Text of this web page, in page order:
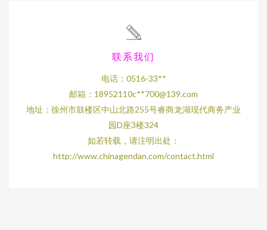
联系我们
电话：0516-33**
邮箱：18952110c**700@139.com
地址：徐州市鼓楼区中山北路255号睿商龙湖现代商务产业
园D座3楼324
如若转载，请注明出处：
http://www.chinagendan.com/contact.html